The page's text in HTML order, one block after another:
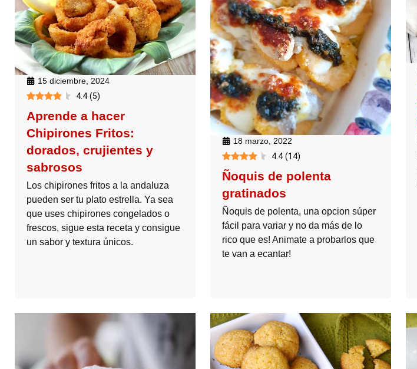
15 diciembre, 2024
4.4 (5)
Aprende a hacer
Chipirones Fritos:
dorados, crujientes y
sabrosos
Los chipirones fritos a la andaluza
pueden ser tu plato estrella. Ya sea
que uses chipirones congelados o
frescos, sigue esta receta y consigue
un sabor y textura únicos.
18 marzo, 2022
4.4 (14)
Ñoquis de polenta
gratinados
Ñoquis de polenta, una opcion súper
fácil para variar y no da más de lo
rico que es! Animate a probarlos que
te van a ecantar!